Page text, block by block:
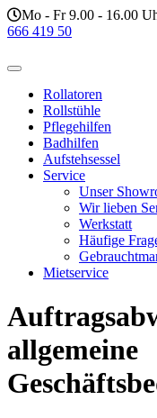
Mo - Fr 9.00 - 16.00
666 419 50
Rollatoren
Rollstühle
Pflegehilfen
Badhilfen
Aufstehsessel
Service
Unser
Wir lieben
Werkstatt
Häufige
Mietservice
allgemeine